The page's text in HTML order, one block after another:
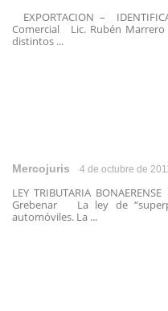
EXPORTACION –
Comercial Lic. Rubén
distintos ...
Mercojuris 4 de octubre de
LEY TRIBUTARIA
Grebenar La ley de
automóviles. La ...